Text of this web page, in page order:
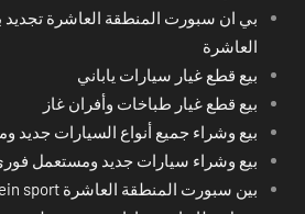
بي ان سبورت المنطقة العاشرة
العاشرة
بيع قطع غيار سيارات ياباني
بيع قطع غيار طباخات وأفران غاز
بيع وشراء جميع أنواع السيارات جديد
بيع وشراء سيارات جديد ومستعمل
بين سبورت المنطقة العاشرة Bein sport في الكويت